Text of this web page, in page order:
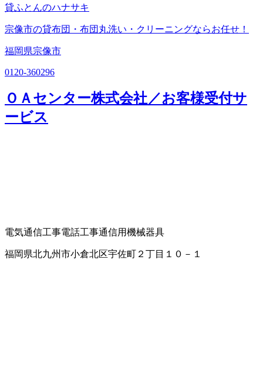
貸ふとんのハナサキ
宗像市の貸布団・布団丸洗い・クリーニングならお任せ！
福岡県宗像市
0120-360296
ＯＡセンター株式会社／お客様受付サ
ービス
電気通信工事電話工事通信用機械器具
福岡県北九州市小倉北区宇佐町２丁目１０－１